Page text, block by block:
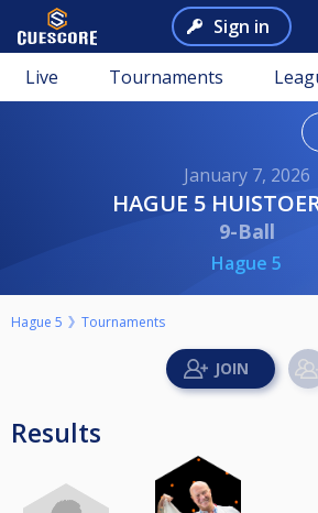
Sign in
Live Tournaments
January 7, 2026
HAGUE 5
9-Ball
Hague 5
Hague 5 Tournaments
Results